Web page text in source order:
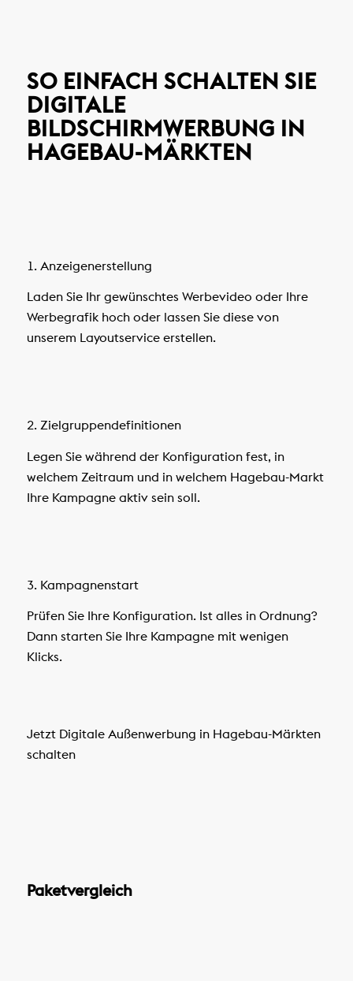
SO EINFACH SCHALTEN SIE
DIGITALE
BILDSCHIRMWERBUNG IN
HAGEBAU-MÄRKTEN
1. Anzeigenerstellung
Laden Sie Ihr gewünschtes Werbevideo oder Ihre
Werbegrafik hoch oder lassen Sie diese von
unserem Layoutservice erstellen.
2. Zielgruppendefinitionen
Legen Sie während der Konfiguration fest, in
welchem Zeitraum und in welchem Hagebau-Markt
Ihre Kampagne aktiv sein soll.
3. Kampagnenstart
Prüfen Sie Ihre Konfiguration. Ist alles in Ordnung?
Dann starten Sie Ihre Kampagne mit wenigen
Klicks.
Jetzt Digitale Außenwerbung in Hagebau-Märkten
schalten
Paketvergleich